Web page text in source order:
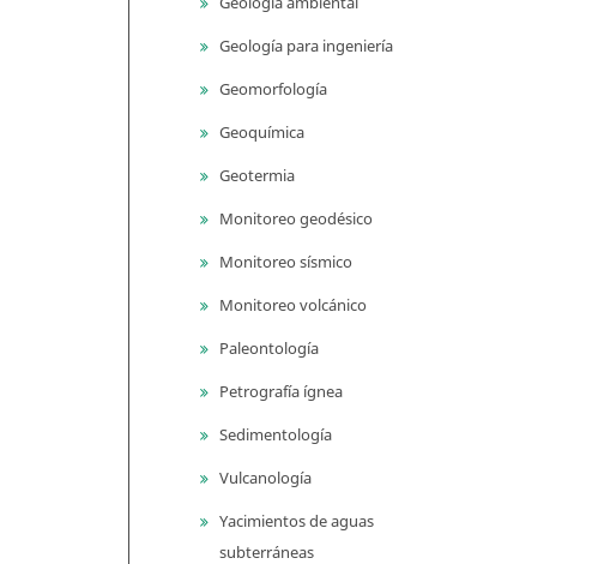
Geología para ingeniería
Geomorfología
Geoquímica
Geotermia
Monitoreo geodésico
Monitoreo sísmico
Monitoreo volcánico
Paleontología
Petrografía ígnea
Sedimentología
Vulcanología
Yacimientos de aguas
subterráneas